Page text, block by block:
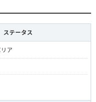
ステータス
ア